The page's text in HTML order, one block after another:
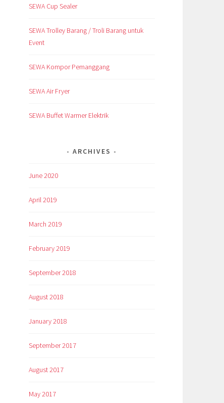
SEWA Cup Sealer
SEWA Trolley Barang / Troli Barang untuk
Event
SEWA Kompor Pemanggang
SEWA Air Fryer
SEWA Buffet Warmer Elektrik
ARCHIVES
June 2020
April 2019
March 2019
February 2019
September 2018
August 2018
January 2018
September 2017
August 2017
May 2017